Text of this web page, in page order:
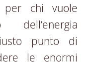
per chi vuole
dell’energia
punto di
le enormi